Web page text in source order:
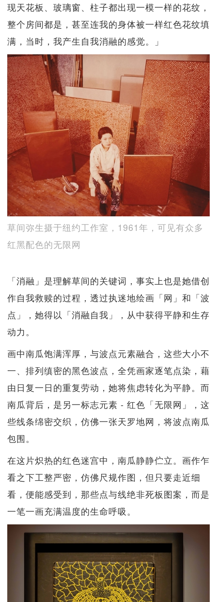
现天花板、玻璃窗、柱子都出现一模一样的花纹，
整个房间都是，甚至连我的身体被一样红色花纹填
满，当时，我产生自我消融的感觉。」
草间弥生摄于纽约工作室，1961年，可见有众多
红黑配色的无限网
「消融」是理解草间的关键词，事实上也是她借创
作自我救赎的过程，透过执迷地绘画「网」和「波
点」，她得以「消融自我」，从中获得平静和生存
动力。
画中南瓜饱满浑厚，与波点元素融合，这些大小不
一、排列缜密的黑色波点，全凭画家逐笔点染，藉
由日复一日的重复劳动，她将焦虑转化为平静。而
南瓜背后，是另一标志元素 - 红色「无限网」，这
些线条绵密交织，仿佛一张天罗地网，将波点南瓜
包围。
在这片炽热的红色迷宫中，南瓜静静伫立。画作乍
看之下工整严密，仿佛尺规作图，但只要走近细
看，便能感受到，那些点与线绝非死板图案，而是
一笔一画充满温度的生命呼吸。